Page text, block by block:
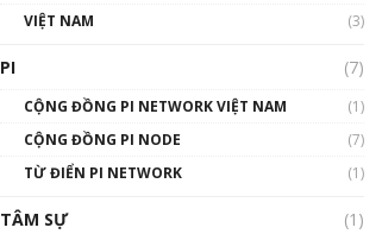
01:32:59
Talkshow17: Mùa đông
Crypto – Chiếc khăn gió ấm
VIỆT NAM
(3)
PI (7)
CỘNG ĐỒNG PI NETWORK VIỆT NAM
(1)
CỘNG ĐỒNG PI NODE
(7)
TỪ ĐIỂN PI NETWORK
(1)
TÂM SỰ
(1)